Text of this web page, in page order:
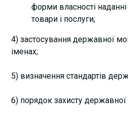
форми власності наданні
товари і послуги;
4) застосування державної
іменах;
5) визначення стандартів
6) порядок захисту